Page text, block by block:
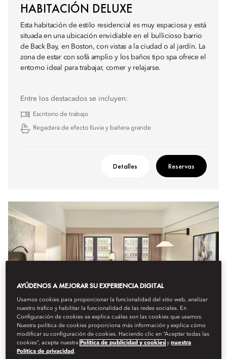
HABITACIÓN DELUXE
Esta habitación de estilo residencial es muy espaciosa y está
situada en una ubicación envidiable en el bullicioso barrio
de Back Bay, en Boston, con vistas a la ciudad o al jardín. La
zona de estar con sofá amplio y los baños tipo spa ofrece el
entorno ideal para trabajar, comer y relajarse.
Entre los destacados se incluyen:
Escritorio de trabajo
Regadera de efecto lluvia y bañera grande
Detalles Reservas
AYÚDENOS A MEJORAR SU EXPERIENCIA DIGITAL
Usamos cookies para proporcionar la funcionalidad del sitio web, analizar
nuestro tráfico y habilitar la funcionalidad de las redes sociales. En
Configuración de cookies se explica cuáles son las cookies que usamos.
Nuestra política de cookies proporciona más información y explica cómo
modificar su configuración de cookies. Haciendo clic en “Aceptar todas las
cookies”, acepta nuestraPolítica de publicidad y cookies ynuestra
Política de privacidad.